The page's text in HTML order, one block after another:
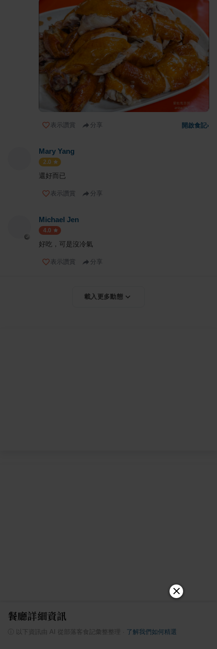
表示讚賞 分享 開啟食記›
Mary Yang
2.0
還好而已
表示讚賞 分享
Michael Jen
4.0
好吃，可是沒冷氣
表示讚賞 分享
載入更多動態
餐廳詳細資訊
ⓘ 以下資訊由 AI 從部落客食記彙整整理 了解我們如何精選